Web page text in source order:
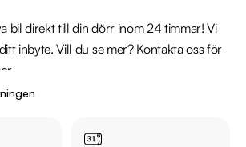
bil direkt till din dörr inom 24 timmar! Vi
inbyte. Vill du se mer? Kontakta oss för
40